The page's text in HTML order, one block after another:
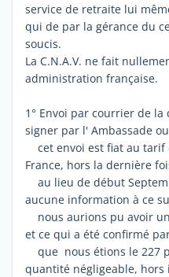
service de retraite lui
qui de par la gérance du
soucis.
La C.N.A.V. ne fait
administration française.
1° Envoi par courrier de
signer par l' Ambassade
cet envoi est fiat au tarif
France, hors la dernière
au lieu de début
aucune information à ce
nous aurions pu avoir
et ce qui a été confirmé
que nous étions le 227
quantité négligeable,